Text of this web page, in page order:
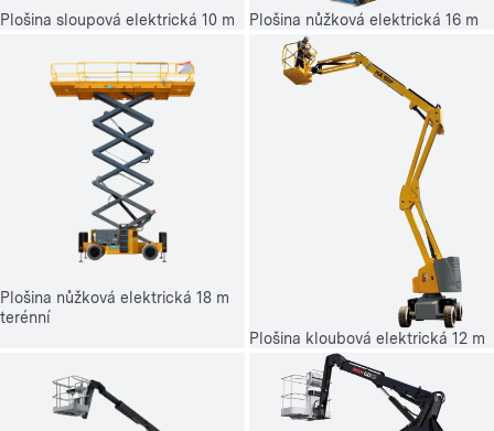
Plošina sloupová elektrická 10 m Plošina nůžková elektrická 16 m
Plošina nůžková elektrická 18 m
terénní
Plošina kloubová elektrická 12 m